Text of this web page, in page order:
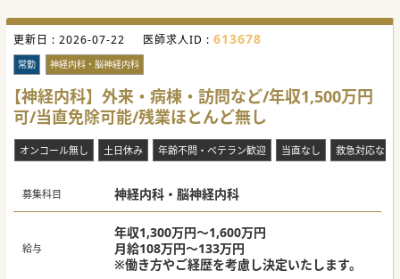
更新日 : 2026-07-22 医師求人ID : 613678
常勤 神経内科・脳神経内科
【神経内科】外来・病棟・訪問など/年収1,500万円
可/当直免除可能/残業ほとんど無し
オンコール無し 土日休み 年齢不問・ベテラン歓迎 当直なし 救急対応なし
募集科目 神経内科・脳神経内科
給与
年収1,300万円～1,600万円
月給108万円～133万円
※働き方やご経歴を考慮し決定いたします。